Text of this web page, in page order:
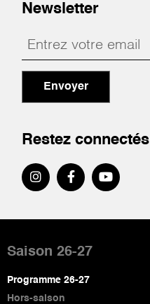
Newsletter
Envoyer
Restez connectés
de
page
Saison 26-27
Programme 26-27
Hors-saison